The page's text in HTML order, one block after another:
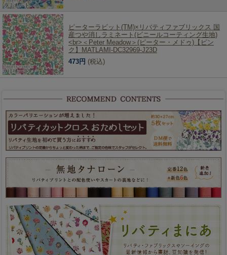
ピーターラビット(TM)×リバティファブリックス 国
産つや消しラミネート(ビニールコーティング生地)
<br>＜Peter Meadow＞(ピーター・メドゥ)【ピン
ク】MATLAMI-DC32969-J23D
473円 (税込)